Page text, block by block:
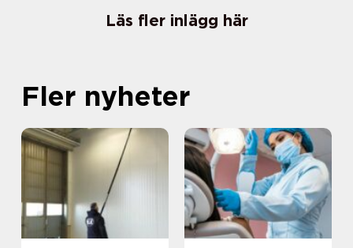
Läs fler inlägg här
Fler nyheter